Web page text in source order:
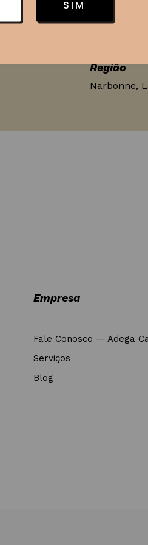
Tipo de
Região
Narbonne,
Empresa
Fale Conosco — Adega
Serviços
Blog
SIM